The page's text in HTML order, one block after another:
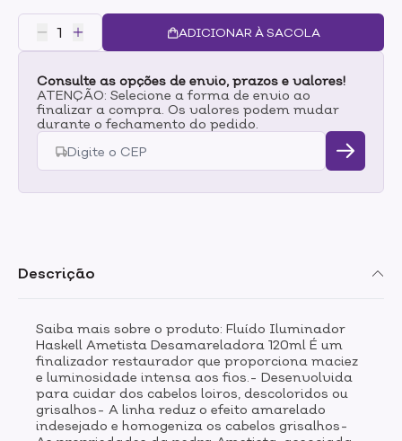
intensa aos fios.- Desenvolvida para cuidar dos
cabelos loiros, descoloridos ou grisalhos- A linha reduz
o efeito amarelado indesejado e homogeniza os
Ametista, associada ao blend de aminoácidos e a
outros ativos, proporcionam brilho, resistência e
maciez aos fios.- Sem parabenos- Proteção térmica |
proteção solar- Sem enxágue- Low poo Modo de
uso: Agite antes de usar. Nos cabelos limpos e úmidos,
borrife o Fluido Iluminador em todo o comprimento
dos fios e espalhe uniformemente pelos cabelos.
ADICIONAR À SACOLA
Consulte as opções de envio, prazos e valores!
ATENÇÃO: Selecione a forma de envio ao
finalizar a compra. Os valores podem mudar
durante o fechamento do pedido.
Descrição
Saiba mais sobre o produto: Fluído Iluminador
Haskell Ametista Desamareladora 120ml É um
finalizador restaurador que proporciona maciez
e luminosidade intensa aos fios.- Desenvolvida
para cuidar dos cabelos loiros, descoloridos ou
grisalhos- A linha reduz o efeito amarelado
indesejado e homogeniza os cabelos grisalhos-